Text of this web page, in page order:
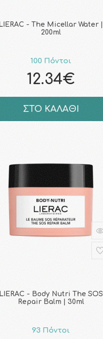
LIERAC - The Micellar Water |
200ml
100 Πόντοι
12.34€
ΣΤΟ ΚΑΛΑΘΙ
LIERAC - Body Nutri The SOS
Repair Balm | 30ml
93 Πόντοι